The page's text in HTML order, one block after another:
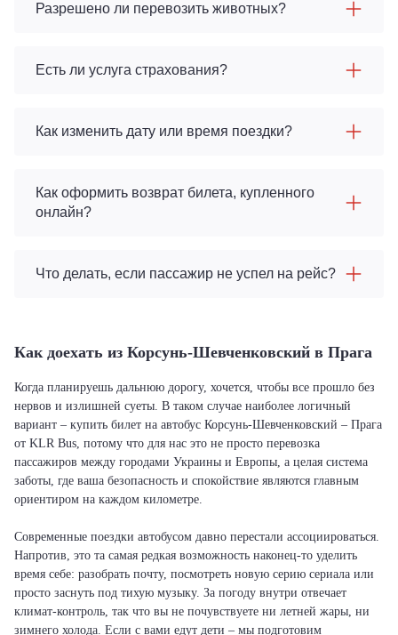
Разрешено ли перевозить животных?
Есть ли услуга страхования?
Как изменить дату или время поездки?
Как оформить возврат билета, купленного
онлайн?
Что делать, если пассажир не успел на рейс?
Как доехать из Корсунь-Шевченковский в Прага
Когда планируешь дальнюю дорогу, хочется, чтобы все прошло без
нервов и излишней суеты. В таком случае наиболее логичный
вариант – купить билет на автобус Корсунь-Шевченковский – Прага
от KLR Bus, потому что для нас это не просто перевозка
пассажиров между городами Украины и Европы, а целая система
заботы, где ваша безопасность и спокойствие являются главным
ориентиром на каждом километре.
Современные поездки автобусом давно перестали ассоциироваться.
Напротив, это та самая редкая возможность наконец-то уделить
время себе: разобрать почту, посмотреть новую серию сериала или
просто заснуть под тихую музыку. За погоду внутри отвечает
климат-контроль, так что вы не почувствуете ни летней жары, ни
зимнего холода. Если с вами едут дети – мы подготовим